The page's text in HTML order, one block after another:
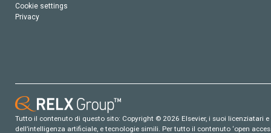
Cookie settings
Privacy
Tutto il contenuto di questo sito: Copyright © 2026 Elsevier, i suoi
dell’intelligenza artificiale, e tecnologie simili. Per tutto il contenuto ‘open